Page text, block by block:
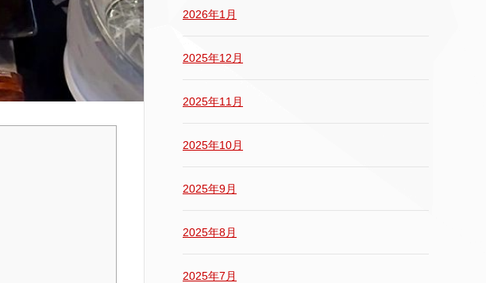
2026年1月
2025年12月
2025年11月
2025年10月
2025年9月
2025年8月
2025年7月